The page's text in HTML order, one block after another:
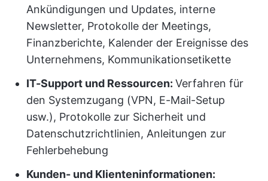
Ankündigungen und Updates, interne
Newsletter, Protokolle der Meetings,
Finanzberichte, Kalender der Ereignisse des
Unternehmens, Kommunikationsetikette
IT-Support und Ressourcen: Verfahren für
den Systemzugang (VPN, E-Mail-Setup
usw.), Protokolle zur Sicherheit und
Datenschutzrichtlinien, Anleitungen zur
Fehlerbehebung
Kunden- und Klienteninformationen: